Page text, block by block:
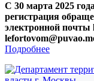
С 30 марта 2025 года
регистрация
электронной
Подробнее